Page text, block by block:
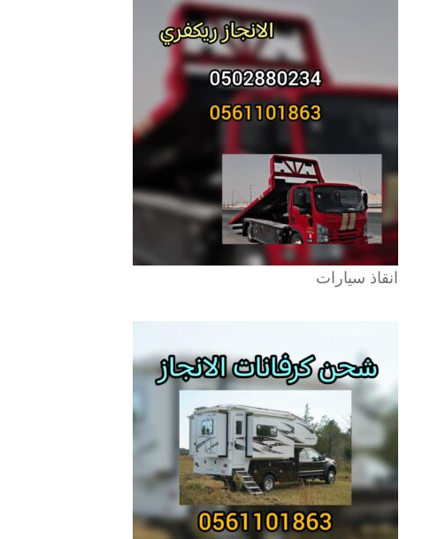
انقاذ سيارات